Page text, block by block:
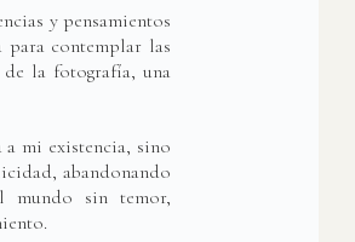
y pensamientos
contemplar las
de la fotografía, una
a mi existencia, sino
abandonando
mundo sin temor,